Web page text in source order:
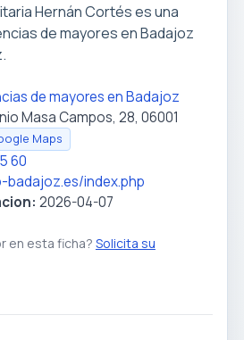
Hernán Cortés es una
de mayores en Badajoz
de mayores en Badajoz
Masa Campos, 28, 06001
Maps
60
badajoz.es/index.php
2026-04-07
en esta ficha? Solicita su